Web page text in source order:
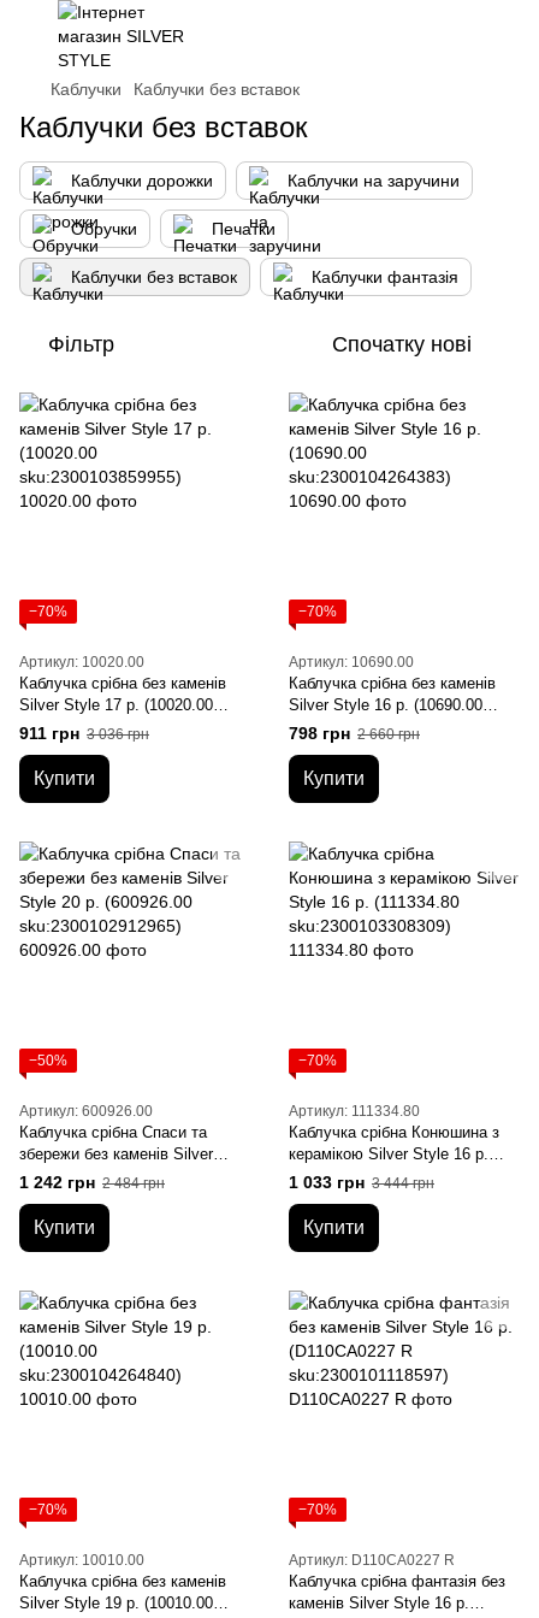
Каблучки Каблучки без вставок
Каблучки без вставок
Каблучки дорожки Каблучки на заручини
Обручки Печатки
Каблучки без вставок Каблучки фантазія
Фільтр Спочатку нові
−70%
Артикул: 10020.00
Каблучка срібна без каменів
Silver Style 17 р. (10020.00
sku:2300103859955)
911 грн 3 036 грн
Купити
−70%
Артикул: 10690.00
Каблучка срібна без каменів
Silver Style 16 р. (10690.00
sku:2300104264383)
798 грн 2 660 грн
Купити
−50%
Артикул: 600926.00
Каблучка срібна Спаси та
збережи без каменів Silver
Style 20 р. (600926.00
sku:2300102912965)
1 242 грн 2 484 грн
Купити
−70%
Артикул: 111334.80
Каблучка срібна Конюшина з
керамікою Silver Style 16 р.
(111334.80 sku:2300103308309)
1 033 грн 3 444 грн
Купити
−70%
Артикул: 10010.00
Каблучка срібна без каменів
Silver Style 19 р. (10010.00
−70%
Артикул: D110CA0227 R
Каблучка срібна фантазія без
каменів Silver Style 16 р.